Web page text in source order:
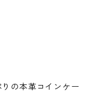
の本革コインケー